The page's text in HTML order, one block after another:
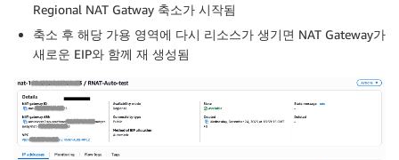
Regional NAT Gatway 축소가 시작됨
축소 후 해당 가용 영역에 다시 리소스가 생기면 NAT Gateway가
새로운 EIP와 함께 재 생성됨